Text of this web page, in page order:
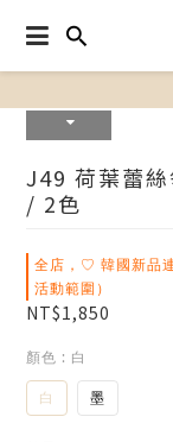
J49 荷葉蕾
/ 2色
全店，♡ 韓國新品
活動範圍）
NT$1,850
顏色 : 白
白 墨